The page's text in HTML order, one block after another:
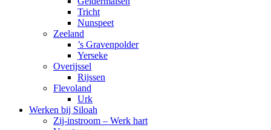
Tricht
Nunspeet
Zeeland
’s Gravenpolder
Yerseke
Overijssel
Rijssen
Flevoland
Urk
Werken bij Siloah
Zij-instroom – Werk hart